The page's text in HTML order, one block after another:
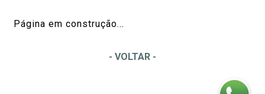
Página em construção...
- VOLTAR -